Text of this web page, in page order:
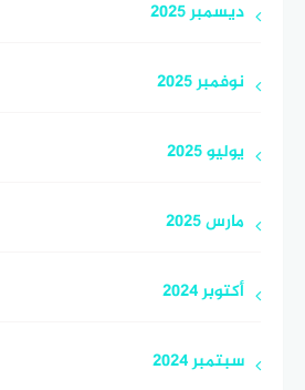
ديسمبر 2025
نوفمبر 2025
يوليو 2025
مارس 2025
أكتوبر 2024
سبتمبر 2024